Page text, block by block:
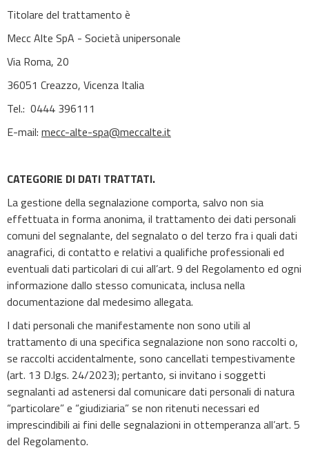
Titolare del trattamento è
Mecc Alte SpA - Società unipersonale
Via Roma, 20
36051 Creazzo, Vicenza Italia
Tel.: 0444 396111
E-mail: mecc-alte-spa@meccalte.it
CATEGORIE DI DATI TRATTATI.
La gestione della segnalazione comporta, salvo non sia
effettuata in forma anonima, il trattamento dei dati personali
comuni del segnalante, del segnalato o del terzo fra i quali dati
anagrafici, di contatto e relativi a qualifiche professionali ed
eventuali dati particolari di cui all’art. 9 del Regolamento ed ogni
informazione dallo stesso comunicata, inclusa nella
documentazione dal medesimo allegata.
I dati personali che manifestamente non sono utili al
trattamento di una specifica segnalazione non sono raccolti o,
se raccolti accidentalmente, sono cancellati tempestivamente
(art. 13 D.lgs. 24/2023); pertanto, si invitano i soggetti
segnalanti ad astenersi dal comunicare dati personali di natura
“particolare” e “giudiziaria” se non ritenuti necessari ed
imprescindibili ai fini delle segnalazioni in ottemperanza all’art. 5
del Regolamento.